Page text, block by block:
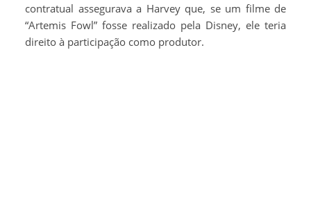
contratual assegurava a Harvey que, se um filme de
“Artemis Fowl” fosse realizado pela Disney, ele teria
direito à participação como produtor.